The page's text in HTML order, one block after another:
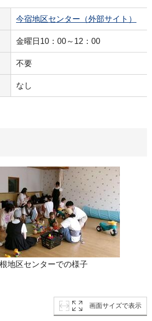
今宿地区センター（外部サイト）
金曜日10：00～12：00
不要
なし
地区センターでの様子
画面サイズで表示